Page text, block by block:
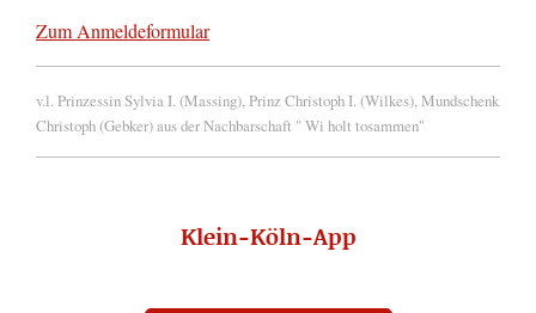
Zum Anmeldeformular
v.l. Prinzessin Sylvia I. (Massing), Prinz Christoph I. (Wilkes), Mundschenk
Christoph (Gebker) aus der Nachbarschaft " Wi holt tosammen"
Klein-Köln-App